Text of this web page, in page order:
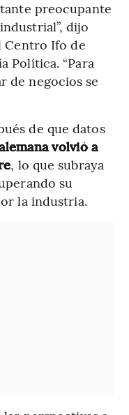
preocupante
dijo
Centro Ifo de
Política. “Para
de negocios se
de que datos
volvió a
, lo que subraya
su
la industria.